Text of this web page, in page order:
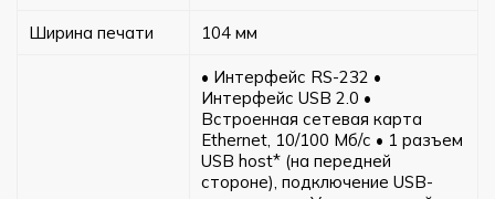
Ширина печати 104 мм
• Интерфейс RS-232 •
Интерфейс USB 2.0 •
Встроенная сетевая карта
Ethernet, 10/100 Мб/с • 1 разъем
USB host* (на передней
стороне), подключение USB-